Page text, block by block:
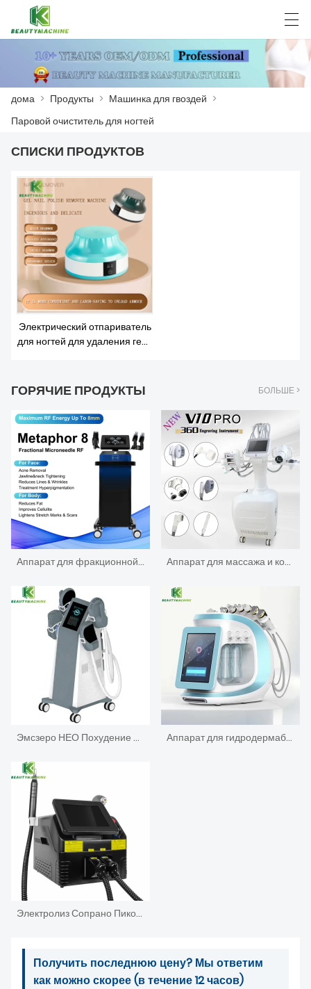
НОВОСТИ
СЛУЧАЙ
ЗАВОД
СВЯЖИТЕСЬ С НАМИ
О НАС
العربية Deutsch English Español
дома > Продукты > Машинка для гвоздей >
Паровой очиститель для ногтей
СПИСКИ ПРОДУКТОВ
Электрический отпариватель
для ногтей для удаления геля
ГОРЯЧИЕ ПРОДУКТЫ БОЛЬШЕ >
Аппарат для фракционной радиочастотной микроигольчатой ​​терапии Морфей8 Аппарат для массажа и коррекции фигуры LPG, косметический и скульптурный, Velashape
Эмсзеро НЕО Похудение Тело 4 Ручка Эмслим Эмскульпт РФ Машина Аппарат для гидродермабразии с кислородной струей H2O2 8 в 1
Электролиз Сопрано Пикосекундный импульсный лазер Оборудование
Получить последнюю цену? Мы ответим
как можно скорее (в течение 12 часов)